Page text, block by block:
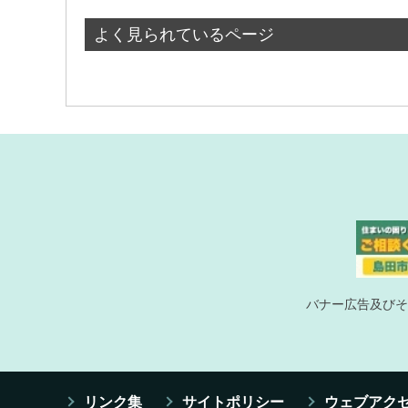
よく見られているページ
バナー広告及び
リンク集 サイトポリシー ウェブアク